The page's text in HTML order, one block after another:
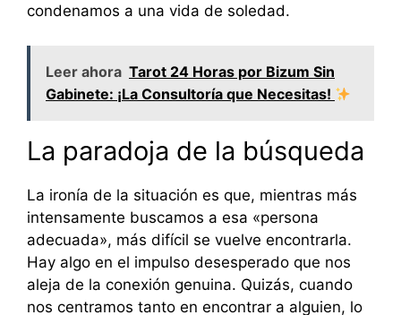
condenamos a una vida de soledad.
Leer ahora Tarot 24 Horas por Bizum Sin
Gabinete: ¡La Consultoría que Necesitas!
La paradoja de la búsqueda
La ironía de la situación es que, mientras más
intensamente buscamos a esa «persona
adecuada», más difícil se vuelve encontrarla.
Hay algo en el impulso desesperado que nos
aleja de la conexión genuina. Quizás, cuando
nos centramos tanto en encontrar a alguien, lo